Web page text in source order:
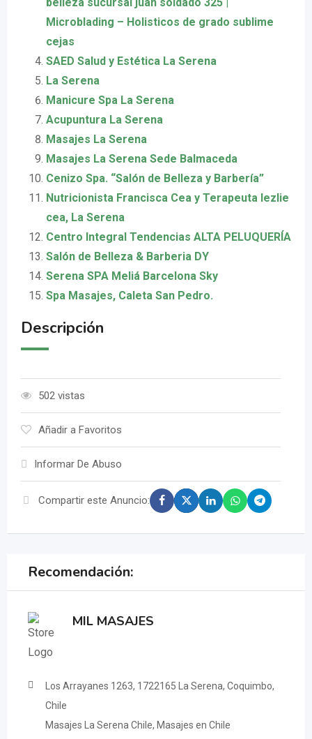
Microblading – Holisticos de grado sublime
cejas
SAED Salud y Estética La Serena
La Serena
Manicure Spa La Serena
Acupuntura La Serena
Masajes La Serena
Masajes La Serena Sede Balmaceda
Cenizo Spa. “Salón de Belleza y Barbería”
Nutricionista Francisca Cea y Terapeuta lezlie
cea, La Serena
Centro Integral Tendencias ALTA PELUQUERÍA
Salón de Belleza & Barberia DY
Serena SPA Meliá Barcelona Sky
Spa Masajes, Caleta San Pedro.
Descripción
502 vistas
Añadir a Favoritos
Informar De Abuso
Compartir este Anuncio:
Recomendación:
MIL MASAJES
Los Arrayanes 1263, 1722165 La Serena, Coquimbo,
Chile
Masajes La Serena Chile, Masajes en Chile